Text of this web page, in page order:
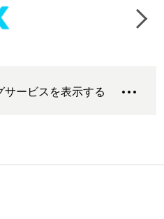
ービスを表示する